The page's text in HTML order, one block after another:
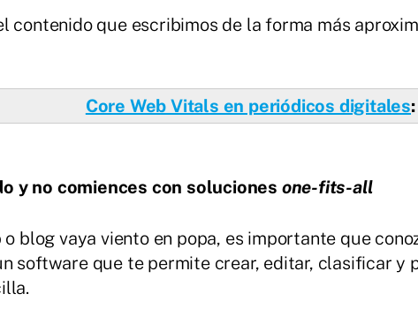
contenido que escribimos de la forma más
Core Web Vitals en periódicos digitales
y no comiences con soluciones one-fits-all
blog vaya viento en popa, es importante que
software que te permite crear, editar, clasificar